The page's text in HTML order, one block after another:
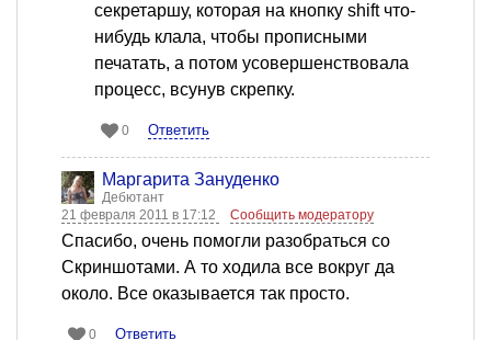
секретаршу, которая на кнопку shift что-
нибудь клала, чтобы прописными
печатать, а потом усовершенствовала
процесс, всунув скрепку.
0 Ответить
Маргарита Зануденко
Дебютант
21 февраля 2011 в 17:12
Сообщить модератору
Спасибо, очень помогли разобраться со
Скриншотами. А то ходила все вокруг да
около. Все оказывается так просто.
0 Ответить